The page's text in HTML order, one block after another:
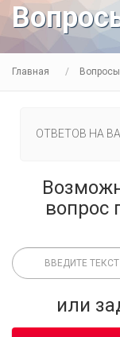
Главная
ОТВЕТОВ НА
вопрос
или